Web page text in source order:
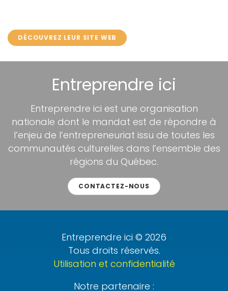
DÉCOUVREZ LEUR SITE WEB
Entreprendre ici
Entreprendre ici est une organisation
nationale dont le mandat est de répondre à
l’enjeu de l’entrepreneuriat issu de toutes les
communautés culturelles dans l’ensemble des
régions du Québec.
CONTACTEZ-NOUS
Entreprendre ici © 2026
Tous droits réservés.
Utilisation et confidentialité
Notre partenaire :